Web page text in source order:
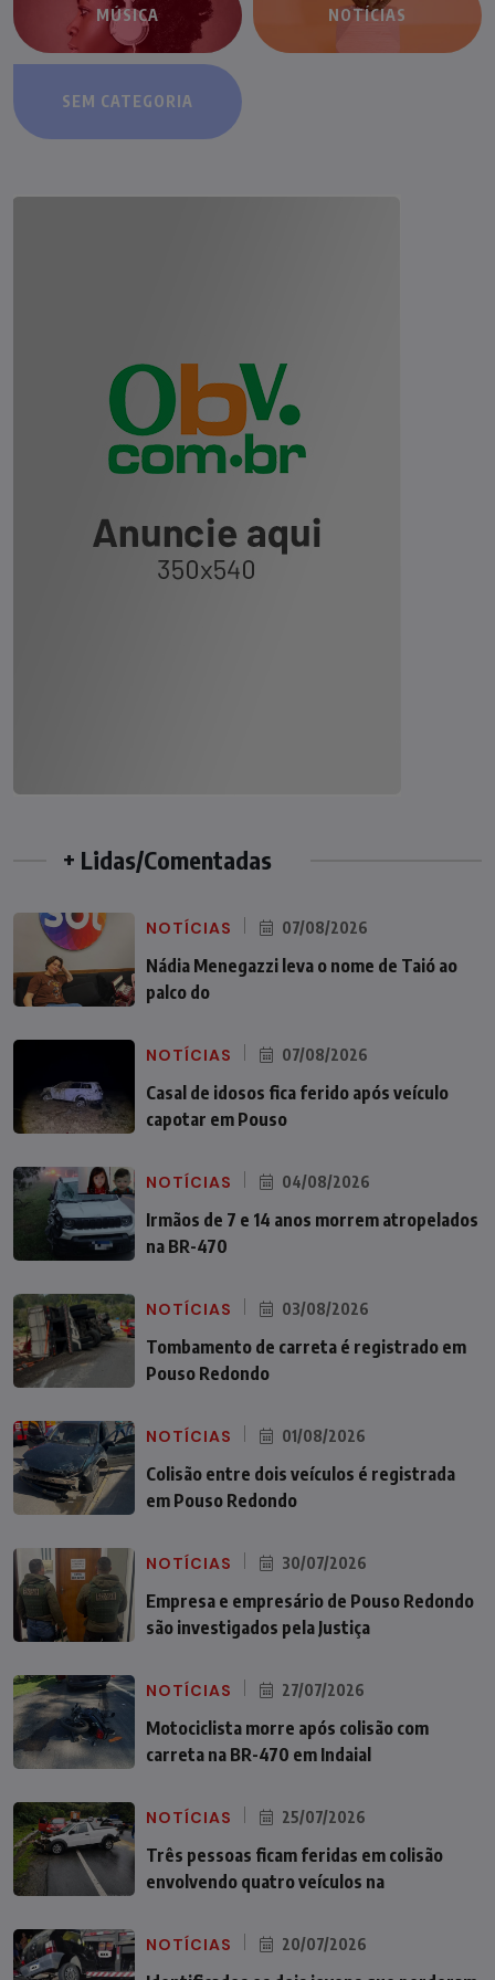
MÚSICA NOTÍCIAS
SEM CATEGORIA
+ Lidas/Comentadas
NOTÍCIAS 07/08/2026
Nádia Menegazzi leva o nome de Taió ao
palco do
NOTÍCIAS 07/08/2026
Casal de idosos fica ferido após veículo
capotar em Pouso
NOTÍCIAS 04/08/2026
Irmãos de 7 e 14 anos morrem atropelados
na BR-470
NOTÍCIAS 03/08/2026
Tombamento de carreta é registrado em
Pouso Redondo
NOTÍCIAS 01/08/2026
Colisão entre dois veículos é registrada
em Pouso Redondo
NOTÍCIAS 30/07/2026
Empresa e empresário de Pouso Redondo
são investigados pela Justiça
NOTÍCIAS 27/07/2026
Motociclista morre após colisão com
carreta na BR-470 em Indaial
NOTÍCIAS 25/07/2026
Três pessoas ficam feridas em colisão
envolvendo quatro veículos na
NOTÍCIAS 20/07/2026